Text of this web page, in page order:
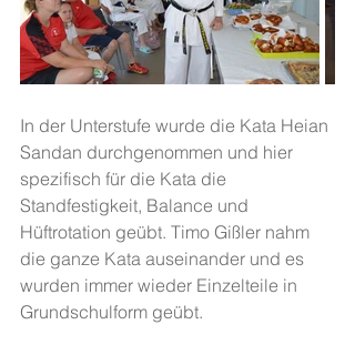
In der Unterstufe wurde die Kata Heian
Sandan durchgenommen und hier
spezifisch für die Kata die
Standfestigkeit, Balance und
Hüftrotation geübt. Timo Gißler nahm
die ganze Kata auseinander und es
wurden immer wieder Einzelteile in
Grundschulform geübt.